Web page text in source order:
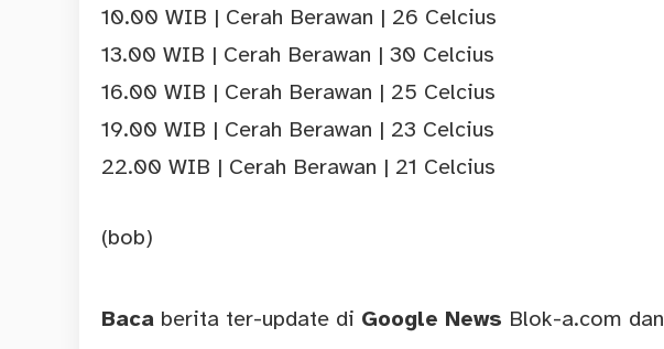
10.00 WIB | Cerah Berawan | 26 Celcius
13.00 WIB | Cerah Berawan | 30 Celcius
16.00 WIB | Cerah Berawan | 25 Celcius
19.00 WIB | Cerah Berawan | 23 Celcius
22.00 WIB | Cerah Berawan | 21 Celcius
(bob)
Baca berita ter-update di Google News Blok-a.com dan